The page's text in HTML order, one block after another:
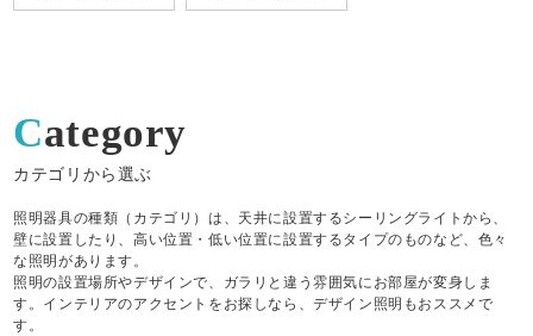
Category
カテゴリから選ぶ
照明器具の種類（カテゴリ）は、天井に設置するシーリングライトから、
壁に設置したり、高い位置・低い位置に設置するタイプのものなど、色々
な照明があります。
照明の設置場所やデザインで、ガラリと違う雰囲気にお部屋が変身しま
す。インテリアのアクセントをお探しなら、デザイン照明もおススメで
す。